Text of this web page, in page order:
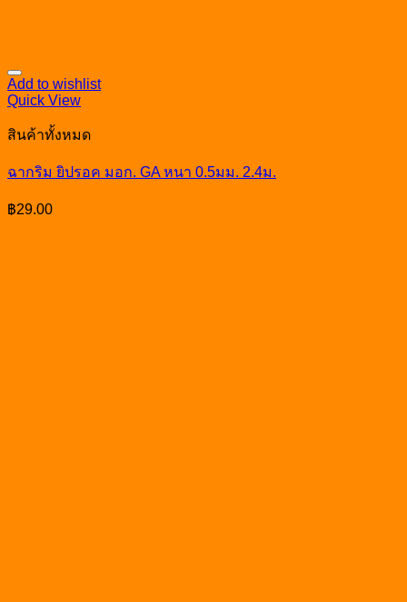
Add to wishlist
Quick View
สินค้าทั้งหมด
ฉากริม ยิปรอค มอก. GA หนา 0.5มม. 2.4ม.
฿29.00